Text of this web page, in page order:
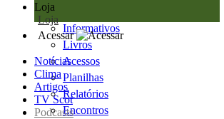
Loja
Loja
Informativos
Livros
Acessos
Planilhas
Relatórios
Encontros
Acessar
Notícias
Clima
Artigos
TV Scot
Podcasts